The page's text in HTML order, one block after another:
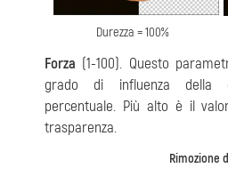
Durezza = 100%
Forza (1-100). Questo
grado di influenza della
percentuale. Più alto è il
trasparenza.
Rimozione